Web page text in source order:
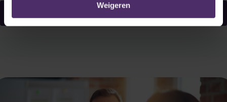
Weigeren
Alles over werken als accountant